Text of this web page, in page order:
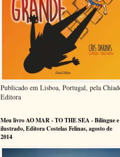
Publicado em Lisboa, Portugal, pela
Editora
Meu livro AO MAR - TO THE SEA - Bilíngue e
ilustrado, Editora Costelas Felinas, agosto de
2014